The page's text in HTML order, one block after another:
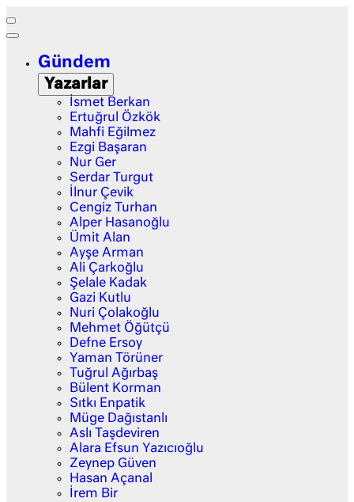
Gündem
Yazarlar
İsmet Berkan
Ertuğrul Özkök
Mahfi Eğilmez
Ezgi Başaran
Nur Ger
Serdar Turgut
İlnur Çevik
Cengiz Turhan
Alper Hasanoğlu
Ümit Alan
Ayşe Arman
Ali Çarkoğlu
Şelale Kadak
Gazi Kutlu
Nuri Çolakoğlu
Mehmet Öğütçü
Defne Ersoy
Yaman Törüner
Tuğrul Ağırbaş
Bülent Korman
Sıtkı Enpatik
Müge Dağıstanlı
Aslı Taşdeviren
Alara Efsun Yazıcıoğlu
Zeynep Güven
Hasan Açanal
İrem Bir